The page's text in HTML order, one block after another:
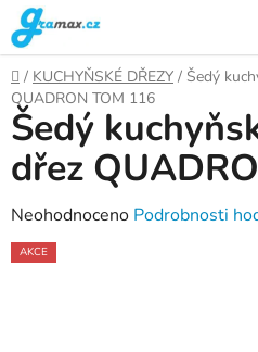
Přejít
na
obsah
Domů
/ KUCHYŇSKÉ DŘEZY / Šedý
QUADRON TOM 116
Šedý
dřez
Průměrné
hodnocení
Neohodnoceno Podrobnosti
AKCE